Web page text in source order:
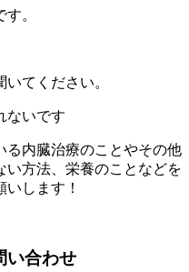
。
てください。
ないです
る内臓治療のことやその他
い方法、栄養のことなどを
します！
い合わせ